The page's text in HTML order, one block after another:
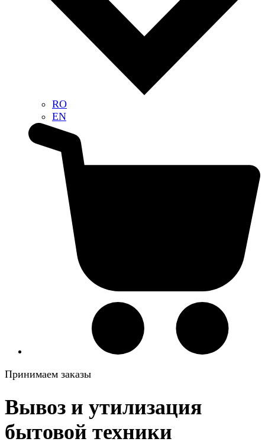
RO
EN
Принимаем заказы
Вывоз и утилизация
бытовой техники